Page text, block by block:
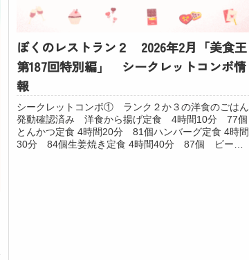
ぼくのレストラン２ 2026年2月「美食王
第187回特別編」 シークレットコンボ情
報
シークレットコンボ① ランク２か３の洋食のごはん
発動確認済み 洋食から揚げ定食 4時間10分 77個
とんかつ定食 4時間20分 81個ハンバーグ定食 4時間
30分 84個生姜焼き定食 4時間40分 87個 ビーフ